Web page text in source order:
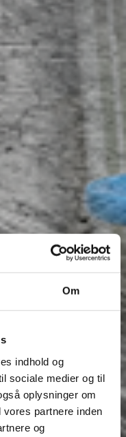
Om
indhold og
sociale medier og til
oplysninger om
partnere inden
og